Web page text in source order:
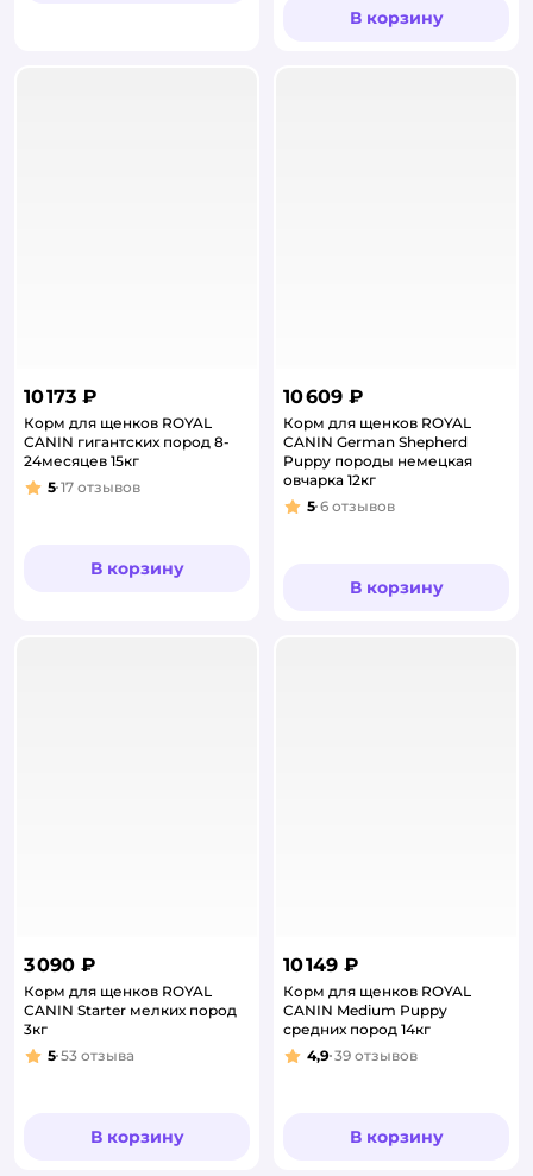
В корзину
10 173 ₽
Корм для щенков ROYAL
CANIN гигантских пород 8-
24месяцев 15кг
Рейтинг:
5 17 отзывов
В корзину
10 609 ₽
Корм для щенков ROYAL
CANIN German Shepherd
Puppy породы немецкая
овчарка 12кг
Рейтинг:
5 6 отзывов
В корзину
3 090 ₽
Корм для щенков ROYAL
CANIN Starter мелких пород
3кг
Рейтинг:
5 53 отзыва
В корзину
10 149 ₽
Корм для щенков ROYAL
CANIN Medium Puppy
средних пород 14кг
Рейтинг:
4,9 39 отзывов
В корзину